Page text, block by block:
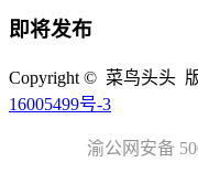
即将发布
Copyright © 菜鸟头头
16005499号-3
渝公网安备